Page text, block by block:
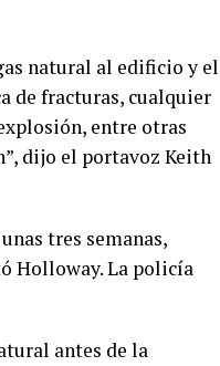
natural al edificio y el
de fracturas, cualquier
entre otras
dijo el portavoz Keith
tres semanas,
Holloway. La policía
antes de la